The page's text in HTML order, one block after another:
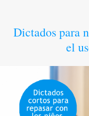
Dictados para
el